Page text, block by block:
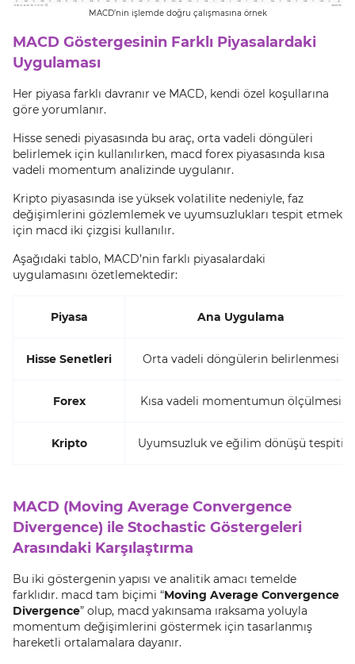
MACD’nin işlemde doğru çalışmasına örnek
MACD Göstergesinin Farklı Piyasalardaki
Uygulaması
Her piyasa farklı davranır ve MACD, kendi özel koşullarına
göre yorumlanır.
Hisse senedi piyasasında bu araç, orta vadeli döngüleri
belirlemek için kullanılırken, macd forex piyasasında kısa
vadeli momentum analizinde uygulanır.
Kripto piyasasında ise yüksek volatilite nedeniyle, faz
değişimlerini gözlemlemek ve uyumsuzlukları tespit etmek
için macd iki çizgisi kullanılır.
Aşağıdaki tablo, MACD’nin farklı piyasalardaki
uygulamasını özetlemektedir:
Piyasa Ana Uygulama
Hisse Senetleri Orta vadeli döngülerin belirlenmesi
Forex Kısa vadeli momentumun ölçülmesi
Kripto Uyumsuzluk ve eğilim dönüşü tespiti
MACD (Moving Average Convergence
Divergence) ile Stochastic Göstergeleri
Arasındaki Karşılaştırma
Bu iki göstergenin yapısı ve analitik amacı temelde
farklıdır. macd tam biçimi “Moving Average Convergence
Divergence” olup, macd yakınsama ıraksama yoluyla
momentum değişimlerini göstermek için tasarlanmış
hareketli ortalamalara dayanır.